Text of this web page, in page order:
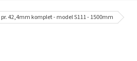
42,4mm komplet - model S111 - 1500mm